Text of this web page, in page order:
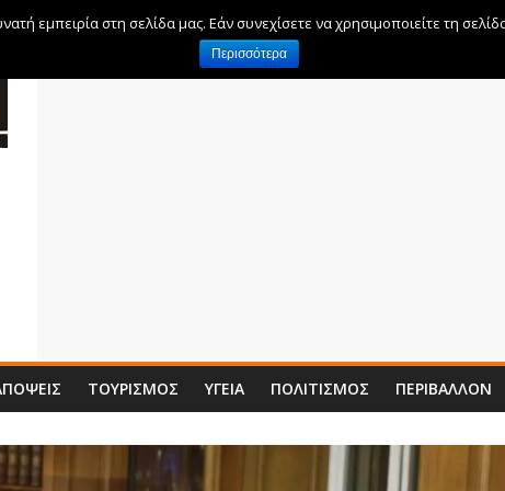
ΤΟΥΡΙΣΜΌΣ ΥΓΕΊΑ ΠΟΛΙΤΙΣΜΌΣ ΠΕΡΙΒΆΛΛΟΝ
εμπειρία στη σελίδα μας. Εάν συνεχίσετε να χρησιμοποιείτε τη
Περισσότερα